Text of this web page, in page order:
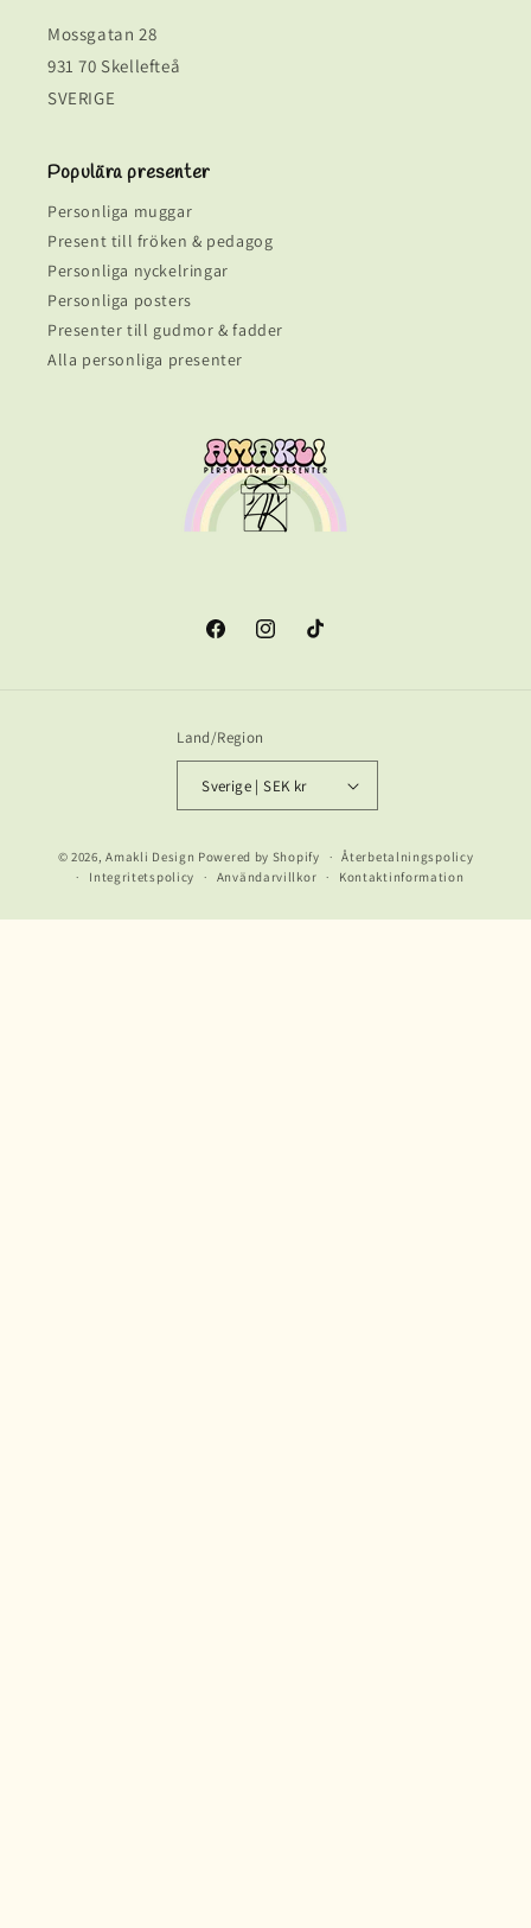
Mossgatan 28
931 70 Skellefteå
SVERIGE
Populära presenter
Personliga muggar
Present till fröken & pedagog
Personliga nyckelringar
Personliga posters
Presenter till gudmor & fadder
Alla personliga presenter
FacebookInstagramTikTok
Land/Region
Sverige | SEK kr
© 2026,Amakli Design Powered by Shopify
Återbetalningspolicy
Integritetspolicy
Användarvillkor Kontaktinformation